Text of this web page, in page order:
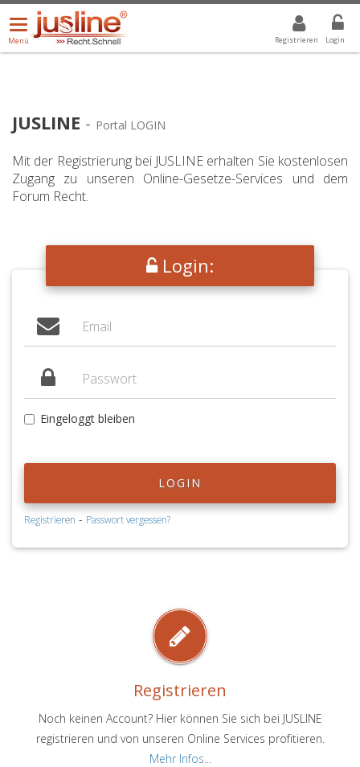
Registrieren Login
Menü
öffnen/schließen
Menü
ALLE DROPDOWN: GEWÄHLTER WERT IST ALLE
JUSLINE - Portal LOGIN
Mit der Registrierung bei JUSLINE erhalten Sie kostenlosen
Zugang zu unseren Online-Gesetze-Services und dem
Forum Recht.
Login:
Eingeloggt bleiben
LOGIN
Registrieren - Passwort vergessen?
Registrieren
Noch keinen Account? Hier können Sie sich bei JUSLINE
registrieren und von unseren Online Services profitieren.
Mehr Infos...